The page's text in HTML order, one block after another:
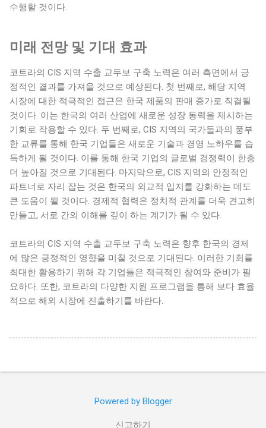
수행할 것이다.
미래 전망 및 기대 효과
코트라의 CIS 지역 수출 교두보 구축 노력은 여러 측면에서 긍
정적인 결과를 가져올 것으로 예상된다. 첫 번째로, 해당 지역
시장에 대한 적극적인 접근은 한국 제품의 판매 증가로 직결될
것이다. 이는 한국의 여러 산업에 새로운 성장 동력을 제시하는
기회로 작용할 수 있다. 두 번째로, CIS 지역의 국가들과의 풍부
한 교류를 통해 한국 기업들은 새로운 기술과 경영 노하우를 습
득하게 될 것이다. 이를 통해 한국 기업의 글로벌 경쟁력이 한층
더 높아질 것으로 기대된다. 마지막으로, CIS 지역의 안정적인
파트너로 자리 잡는 것은 한국의 외교적 입지를 강화하는 데도
큰 도움이 될 것이다. 경제적 협력은 정치적 관계를 더욱 견고히
만들고, 서로 간의 이해를 깊이 하는 계기가 될 수 있다.
코트라의 CIS 지역 수출 교두보 구축 노력은 향후 한국의 경제
에 많은 긍정적인 영향을 미칠 것으로 기대된다. 이러한 기회를
최대한 활용하기 위해 각 기업들은 적극적인 참여와 준비가 필
요하다. 또한, 코트라의 다양한 지원 프로그램을 통해 보다 효율
적으로 해외 시장에 진출하기를 바란다.
Powered by Blogger
신고하기